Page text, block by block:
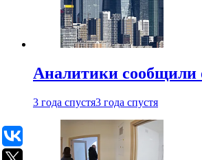
Аналитики сообщили
3 года спустя3 года спустя